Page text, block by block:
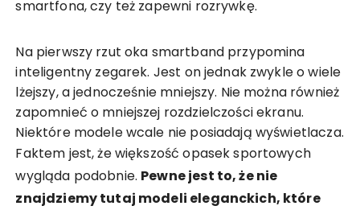
smartfona, czy też zapewni rozrywkę.
Na pierwszy rzut oka smartband przypomina
inteligentny zegarek. Jest on jednak zwykle o wiele
lżejszy, a jednocześnie mniejszy. Nie można również
zapomnieć o mniejszej rozdzielczości ekranu.
Niektóre modele wcale nie posiadają wyświetlacza.
Faktem jest, że większość opasek sportowych
wygląda podobnie. Pewne jest to, że nie
znajdziemy tutaj modeli eleganckich, które